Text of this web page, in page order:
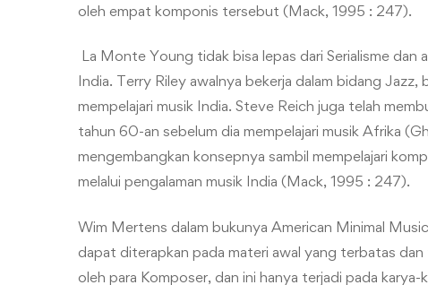
oleh empat komponis tersebut (Mack, 1995 : 247).
La Monte Young tidak bisa lepas dari Serialisme dan
India. Terry Riley awalnya bekerja dalam bidang
mempelajari musik India. Steve Reich juga telah
tahun 60-an sebelum dia mempelajari musik Afrika
mengembangkan konsepnya sambil mempelajari
melalui pengalaman musik India (Mack, 1995 : 247).
Wim Mertens dalam bukunya American Minimal
dapat diterapkan pada materi awal yang terbatas
oleh para Komposer, dan ini hanya terjadi pada